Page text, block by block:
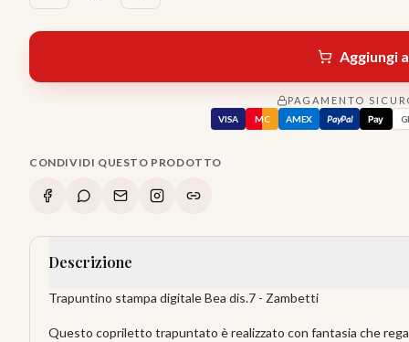
Aggiungi
PAGAMENTO
VISA MC AMEX PayPal Pay
CONDIVIDI QUESTO PRODOTTO
Descrizione
Trapuntino stampa digitale Bea dis.7 - Zambetti
Questo copriletto trapuntato è realizzato con fantasia che